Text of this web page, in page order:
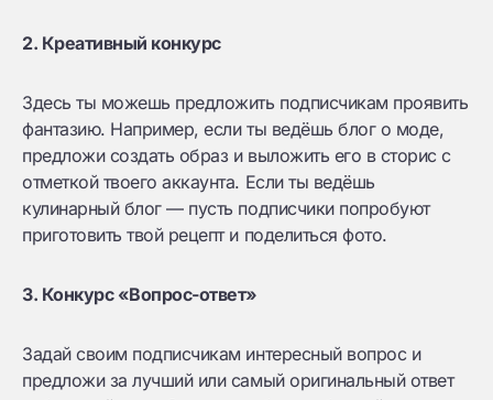
2. Креативный конкурс
Здесь ты можешь предложить подписчикам проявить
фантазию. Например, если ты ведёшь блог о моде,
предложи создать образ и выложить его в сторис с
отметкой твоего аккаунта. Если ты ведёшь
кулинарный блог — пусть подписчики попробуют
приготовить твой рецепт и поделиться фото.
3. Конкурс «Вопрос-ответ»
Задай своим подписчикам интересный вопрос и
предложи за лучший или самый оригинальный ответ